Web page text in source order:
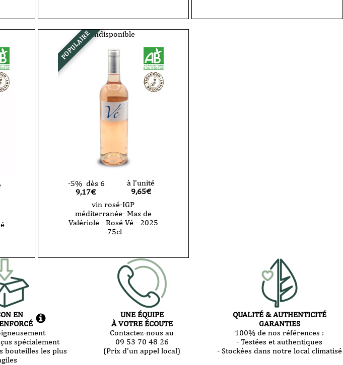
POPULAIRE Indisponible
-5% dès 6
9,17€
à l'unité
9,65€
vin rosé-IGP
méditerranée- Mas de
Valériole - Rosé Vé - 2025
-75cl
EN
spécialement
bouteilles les plus
UNE ÉQUIPE
À VOTRE ÉCOUTE
Contactez-nous au
09 53 70 48 26
(Prix d'un appel local)
QUALITÉ & AUTHENTICITÉ
GARANTIES
100% de nos références :
- Testées et authentiques
- Stockées dans notre local climatisé